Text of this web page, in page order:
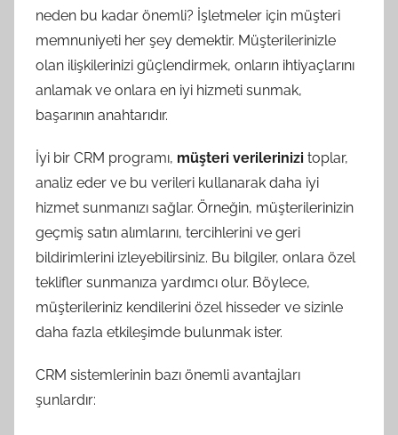
neden bu kadar önemli? İşletmeler için müşteri
memnuniyeti her şey demektir. Müşterilerinizle
olan ilişkilerinizi güçlendirmek, onların ihtiyaçlarını
anlamak ve onlara en iyi hizmeti sunmak,
başarının anahtarıdır.
İyi bir CRM programı, müşteri verilerinizi toplar,
analiz eder ve bu verileri kullanarak daha iyi
hizmet sunmanızı sağlar. Örneğin, müşterilerinizin
geçmiş satın alımlarını, tercihlerini ve geri
bildirimlerini izleyebilirsiniz. Bu bilgiler, onlara özel
teklifler sunmanıza yardımcı olur. Böylece,
müşterileriniz kendilerini özel hisseder ve sizinle
daha fazla etkileşimde bulunmak ister.
CRM sistemlerinin bazı önemli avantajları
şunlardır: